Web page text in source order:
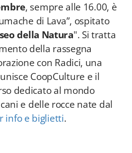
, sempre alle 16.00, è
di Lava”, ospitato
della Natura". Si tratta
della rassegna
con Radici, una
CoopCulture e il
dedicato al mondo
e delle rocce nate dal
info e biglietti.